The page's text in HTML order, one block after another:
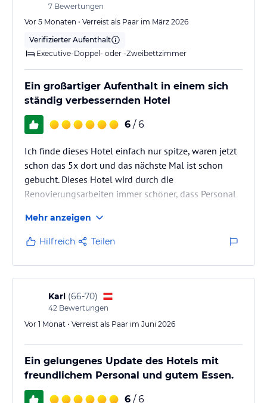
Wasserwelt
Innen-Schwimmbecken (15 x 8 m, 26-28°C)
Außen-Schwimmbecken (20 x 10 m, 25-26°C)
Innen/Außen-Erlebnisbad mit Massageduschen, Luftduschen, Sofa,
Schach- und Kartentischen in einem 170 m² Pool (170 m2, 32-
36°C)
Jacuzzi
Sauna, Dampfbad
Öffnungszeiten: Mo - So | 07:30 - 20:00
Erlebniswelt für Kinder
Abenteuerpool mit Strudelgang, Unterwasser-Geysir, Wasserpfad,
Basketballkorb, Erlebniselementen (110 m2, 32 ° C)
Planschbecken (36 und 20 m2)
Spielraum für Kinder und Jugendliche im Untergeschoss (193 m2),
Babyspielzimmer im Untergeschoss (69 m2)
Saunawelt
Auf 250 m2 komplett renovierter Fläche:
finnische Sauna (80-90 °C)
Bio-Sauna (50-60 °C)
Infrarotsauna (45-55 °C)
Dampfbad (40-60 °C)
Whirlpool
Eisbrunnen
7 Bewertungen
Vor 5 Monaten • Verreist als Paar im März 2026
Verifizierter Aufenthalt
Executive-Doppel- oder -Zweibettzimmer
Ein großartiger Aufenthalt in einem sich
ständig verbessernden Hotel
6 / 6
Ich finde dieses Hotel einfach nur spitze, waren jetzt
schon das 5x dort und das nächste Mal ist schon
gebucht. Dieses Hotel wird durch die
Renovierungsarbeiten immer schöner, dass Personal
lecker, wer da nichts findet, ist selber schuld.
Mehr anzeigen
Hilfreich Teilen
Karl (66-70)
42 Bewertungen
Vor 1 Monat • Verreist als Paar im Juni 2026
Ein gelungenes Update des Hotels mit
freundlichem Personal und gutem Essen.
6 / 6